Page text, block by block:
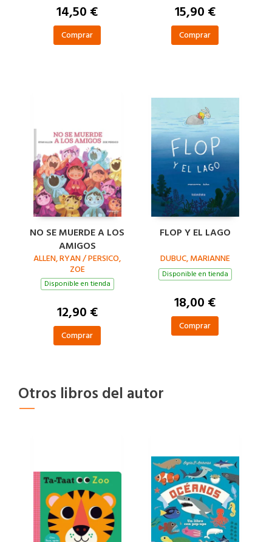
14,50 €
Comprar
15,90 €
Comprar
NO SE MUERDE A LOS
AMIGOS
ALLEN, RYAN / PERSICO,
ZOE
Disponible en tienda
12,90 €
Comprar
FLOP Y EL LAGO
DUBUC, MARIANNE
Disponible en tienda
18,00 €
Comprar
Otros libros del autor